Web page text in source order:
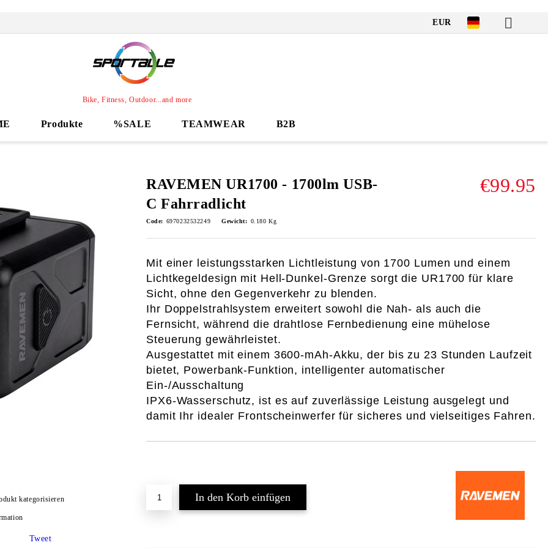
EUR
Bike, Fitness, Outdoor...and more
Produkte %SALE TEAMWEAR B2B
RAVEMEN UR1700 - 1700lm USB-
C Fahrradlicht
€99.95
Code: 6970232532249 Gewicht: 0.180 Kg
Mit einer leistungsstarken Lichtleistung von 1700 Lumen und einem
Lichtkegeldesign mit Hell-Dunkel-Grenze sorgt die UR1700 für klare
Sicht, ohne den Gegenverkehr zu blenden.
Ihr Doppelstrahlsystem erweitert sowohl die Nah- als auch die
Fernsicht, während die drahtlose Fernbedienung eine mühelose
Steuerung gewährleistet.
Ausgestattet mit einem 3600-mAh-Akku, der bis zu 23 Stunden Laufzeit
bietet, Powerbank-Funktion, intelligenter automatischer
Ein-/Ausschaltung
IPX6-Wasserschutz, ist es auf zuverlässige Leistung ausgelegt und
damit Ihr idealer Frontscheinwerfer für sicheres und vielseitiges Fahren.
kategorisieren
Tweet